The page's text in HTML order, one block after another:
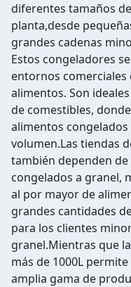
diferentes tamaños
planta,desde
grandes cadenas
Estos congeladores
entornos
alimentos. Son
de comestibles,
alimentos
volumen.Las tiendas
también dependen
congelados a granel,
al por mayor de
grandes cantidades
para los clientes
granel.Mientras que
más de 1000L
amplia gama de